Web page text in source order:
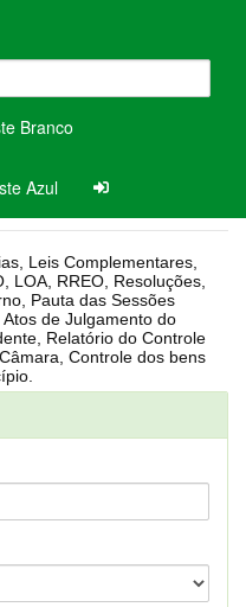
Branco
Azul
Resoluções,
Pauta das Sessões
de Julgamento do